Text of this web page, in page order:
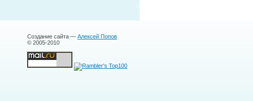
Создание сайта — Алексей Попов
© 2005-2010